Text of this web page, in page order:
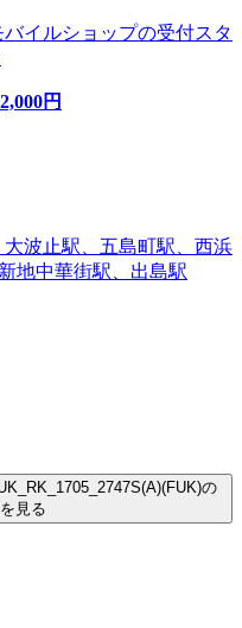
イルショップの受付スタ
2,000円
波止駅、五島町駅、西浜
地中華街駅、出島駅
の
見る